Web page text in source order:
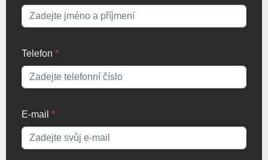
Telefon *
E-mail *